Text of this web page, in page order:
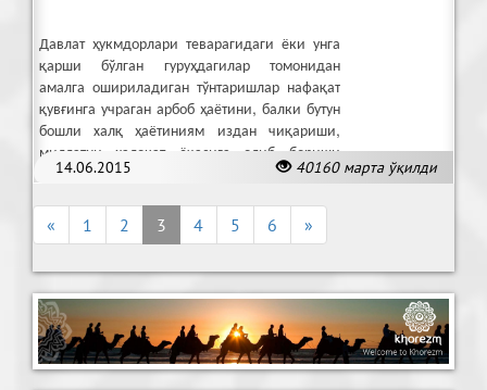
14.06.2015 40160 марта ўқилди
Давлат ҳукмдорлари теварагидаги ёки унга
қарши бўлган гуруҳдагилар томонидан
амалга ошириладиган тўнтаришлар нафақат
қувғинга учраган арбоб ҳаётини, балки бутун
бошли халқ ҳаётиниям издан чиқариши,
миллатни ҳалокат ёқасига олиб бориши
тарихда ўз исботини топган….
« 1 2 3 4 5 6 »